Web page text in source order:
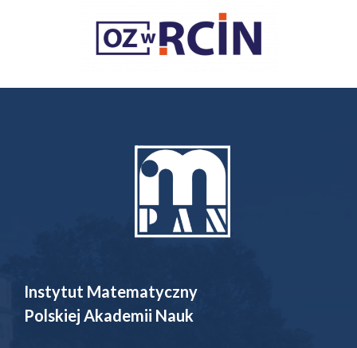
Instytut Matematyczny
Polskiej Akademii Nauk